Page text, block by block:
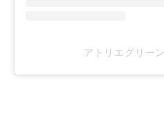
アトリエグリー